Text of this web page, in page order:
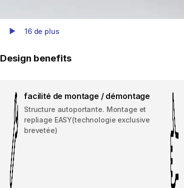
Play Video
16 de plus
Design benefits
facilité de montage / démontage
Structure autoportante. Montage et
repliage EASY(technologie exclusive
brevetée)